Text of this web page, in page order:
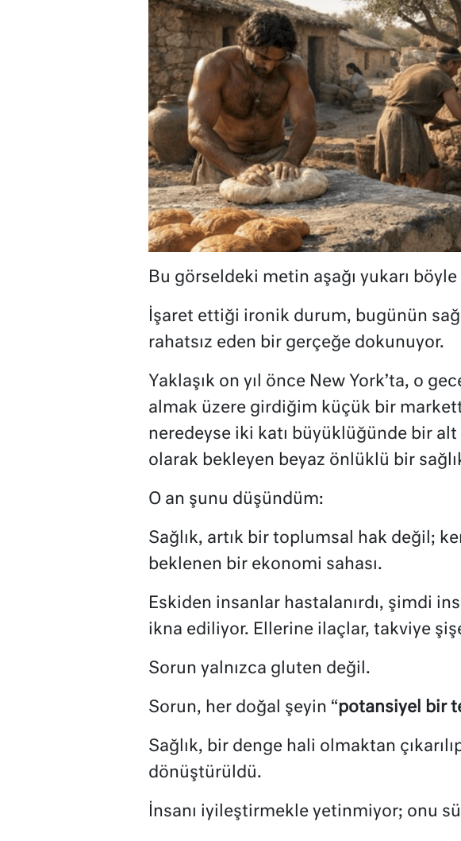
Bu görseldeki metin aşağı yukarı
İşaret ettiği ironik durum, bugünün
rahatsız eden bir gerçeğe dokunuyor.
Yaklaşık on yıl önce New York’ta, o
almak üzere girdiğim küçük bir
neredeyse iki katı büyüklüğünde bir alt
olarak bekleyen beyaz önlüklü bir
O an şunu düşündüm:
Sağlık, artık bir toplumsal hak değil;
beklenen bir ekonomi sahası.
Eskiden insanlar hastalanırdı, şimdi
ikna ediliyor. Ellerine ilaçlar, takviye
Sorun yalnızca gluten değil.
Sorun, her doğal şeyin “potansiyel bir
Sağlık, bir denge hali olmaktan
dönüştürüldü.
İnsanı iyileştirmekle yetinmiyor; onu